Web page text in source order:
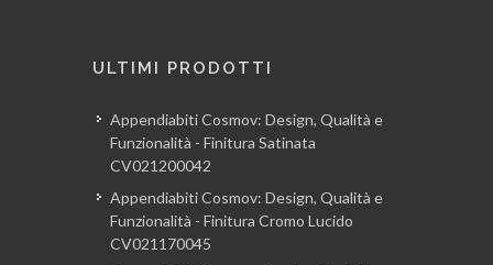
ULTIMI PRODOTTI
Appendiabiti Cosmov: Design, Qualità e
Funzionalità - Finitura Satinata
CV021200042
Appendiabiti Cosmov: Design, Qualità e
Funzionalità - Finitura Cromo Lucido
CV021170045